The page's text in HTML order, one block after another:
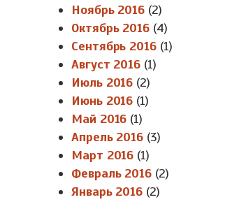
Ноябрь 2016 (2)
Октябрь 2016 (4)
Сентябрь 2016(1)
Август 2016 (1)
Июль 2016 (2)
Июнь 2016 (1)
Май 2016 (1)
Апрель 2016 (3)
Март 2016 (1)
Февраль 2016 (2)
Январь 2016 (2)